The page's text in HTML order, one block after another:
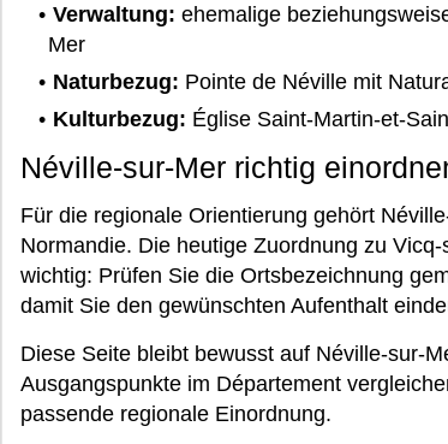
Verwaltung: ehemalige
Mer
Naturbezug: Pointe de Néville mit
Kulturbezug: Église Saint-Martin-et-
Néville-sur-Mer richtig
Für die regionale Orientierung gehört
Normandie. Die heutige Zuordnung zu
wichtig: Prüfen Sie die Ortsbezeichnung
damit Sie den gewünschten Aufenthalt
Diese Seite bleibt bewusst auf Néville-sur-
Ausgangspunkte im Département
passende regionale Einordnung.